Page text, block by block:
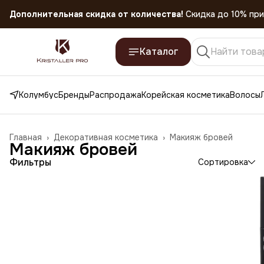
Скидка 45% на все товары до 31.07.2026
Каталог
КолумбусБрендыРаспродажаКорейская косметикаВолосы
Макияж бровей
Декоративная косметика ›
Главная ›
Макияж бровей
Фильтры Сортировка